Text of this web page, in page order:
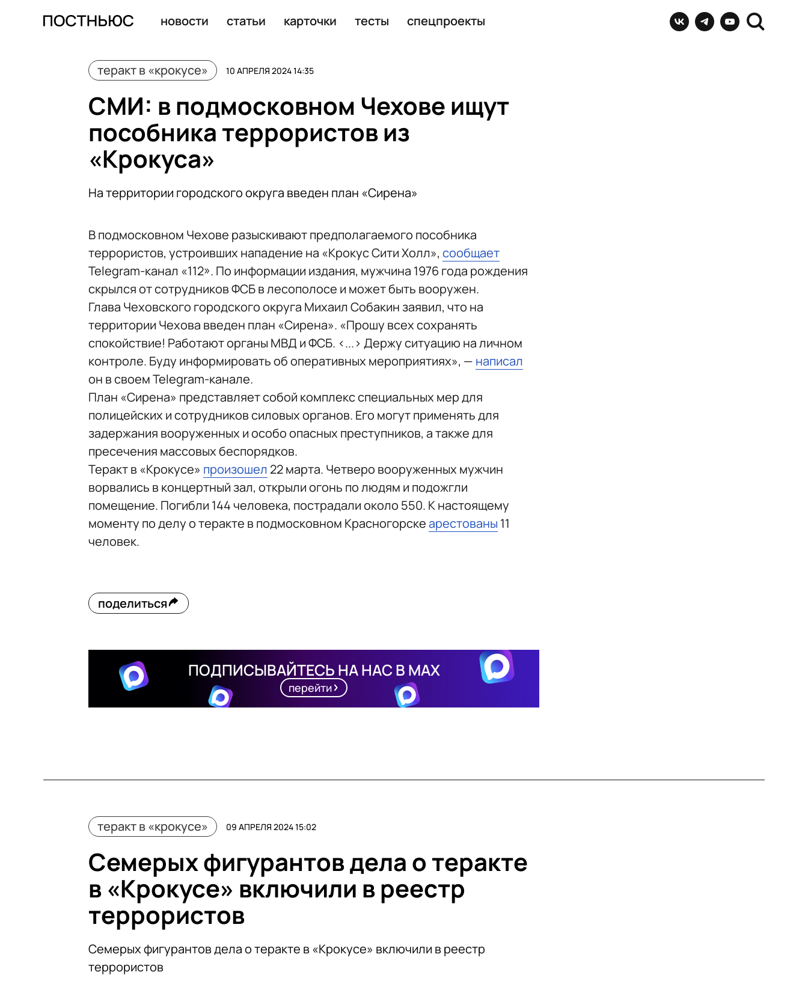
новости статьи карточки тесты спецпроекты
теракт в «крокусе» 10 АПРЕЛЯ 2024 14:35
СМИ: в подмосковном Чехове ищут
пособника террористов из
«Крокуса»
На территории городского округа введен план «Сирена»
В подмосковном Чехове разыскивают предполагаемого пособника
террористов, устроивших нападение на «Крокус Сити Холл», сообщает
Telegram-канал «112». По информации издания, мужчина 1976 года рождения
скрылся от сотрудников ФСБ в лесополосе и может быть вооружен.
Глава Чеховского городского округа Михаил Собакин заявил, что на
территории Чехова введен план «Сирена». «Прошу всех сохранять
спокойствие! Работают органы МВД и ФСБ. <...> Держу ситуацию на личном
контроле. Буду информировать об оперативных мероприятиях», — написал
он в своем Telegram-канале.
План «Сирена» представляет собой комплекс специальных мер для
полицейских и сотрудников силовых органов. Его могут применять для
задержания вооруженных и особо опасных преступников, а также для
пресечения массовых беспорядков.
Теракт в «Крокусе» произошел 22 марта. Четверо вооруженных мужчин
ворвались в концертный зал, открыли огонь по людям и подожгли
помещение. Погибли 144 человека, пострадали около 550. К настоящему
моменту по делу о теракте в подмосковном Красногорскеарестованы 11
человек.
поделиться
ПОДПИСЫВАЙТЕСЬ НА НАС В MAX
перейти
теракт в «крокусе» 09 АПРЕЛЯ 2024 15:02
Семерых фигурантов дела о теракте
в «Крокусе» включили в реестр
террористов
Семерых фигурантов дела о теракте в «Крокусе» включили в реестр
террористов